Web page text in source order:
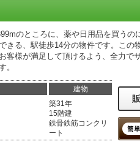
のところに、薬や日用品を買うの
きる、駅徒歩14分の物件です。この
様が満足して頂けるよう、全力で
。
建物
築31年
15階建
鉄骨鉄筋コンクリ
ート